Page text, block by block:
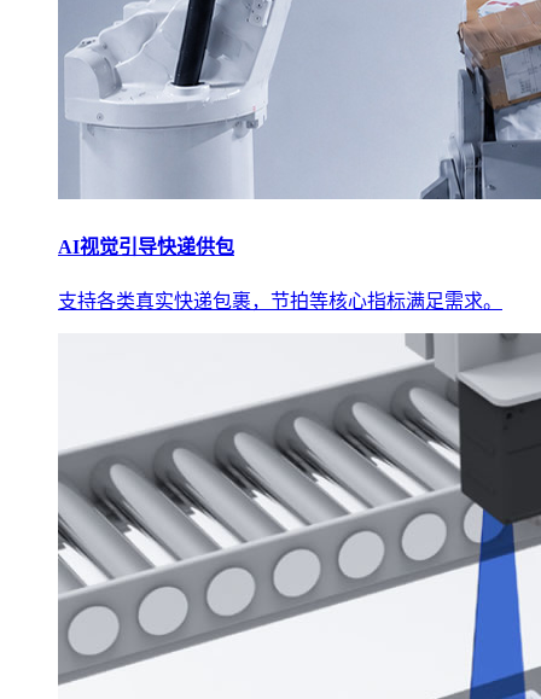
AI视觉引导快递供包
支持各类真实快递包裹，节拍等核心指标满足需求。